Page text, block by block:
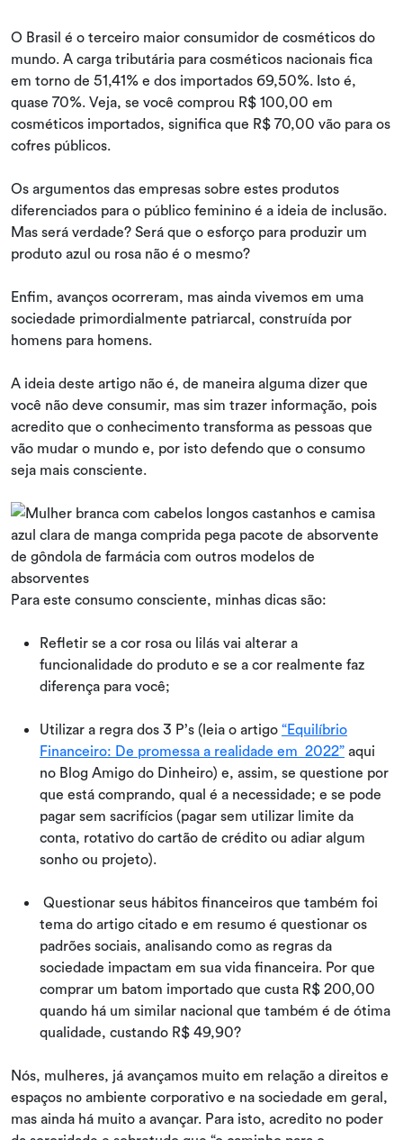
O Brasil é o terceiro maior consumidor de cosméticos do
mundo. A carga tributária para cosméticos nacionais fica
em torno de 51,41% e dos importados 69,50%. Isto é,
quase 70%. Veja, se você comprou R$ 100,00 em
cosméticos importados, significa que R$ 70,00 vão para os
cofres públicos.
Os argumentos das empresas sobre estes produtos
diferenciados para o público feminino é a ideia de inclusão.
Mas será verdade? Será que o esforço para produzir um
produto azul ou rosa não é o mesmo?
Enfim, avanços ocorreram, mas ainda vivemos em uma
sociedade primordialmente patriarcal, construída por
homens para homens.
A ideia deste artigo não é, de maneira alguma dizer que
você não deve consumir, mas sim trazer informação, pois
acredito que o conhecimento transforma as pessoas que
vão mudar o mundo e, por isto defendo que o consumo
seja mais consciente.
Para este consumo consciente, minhas dicas são:
Refletir se a cor rosa ou lilás vai alterar a
funcionalidade do produto e se a cor realmente faz
diferença para você;
Utilizar a regra dos 3 P’s (leia o artigo “Equilíbrio
Financeiro: De promessa a realidade em 2022” aqui
no Blog Amigo do Dinheiro) e, assim, se questione por
que está comprando, qual é a necessidade; e se pode
pagar sem sacrifícios (pagar sem utilizar limite da
conta, rotativo do cartão de crédito ou adiar algum
sonho ou projeto).
Questionar seus hábitos financeiros que também foi
tema do artigo citado e em resumo é questionar os
padrões sociais, analisando como as regras da
sociedade impactam em sua vida financeira. Por que
comprar um batom importado que custa R$ 200,00
quando há um similar nacional que também é de ótima
qualidade, custando R$ 49,90?
Nós, mulheres, já avançamos muito em relação a direitos e
espaços no ambiente corporativo e na sociedade em geral,
mas ainda há muito a avançar. Para isto, acredito no poder